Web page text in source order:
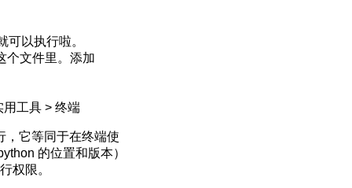
以执行啦。
个文件里。添加
工具 > 终端
，它等同于在终端使
的位置和版本）
权限。